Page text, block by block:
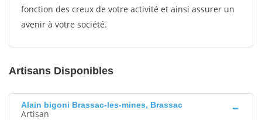
fonction des creux de votre activité et ainsi assurer un
avenir à votre société.
Artisans Disponibles
Alain bigoni Brassac-les-mines, Brassac
Artisan